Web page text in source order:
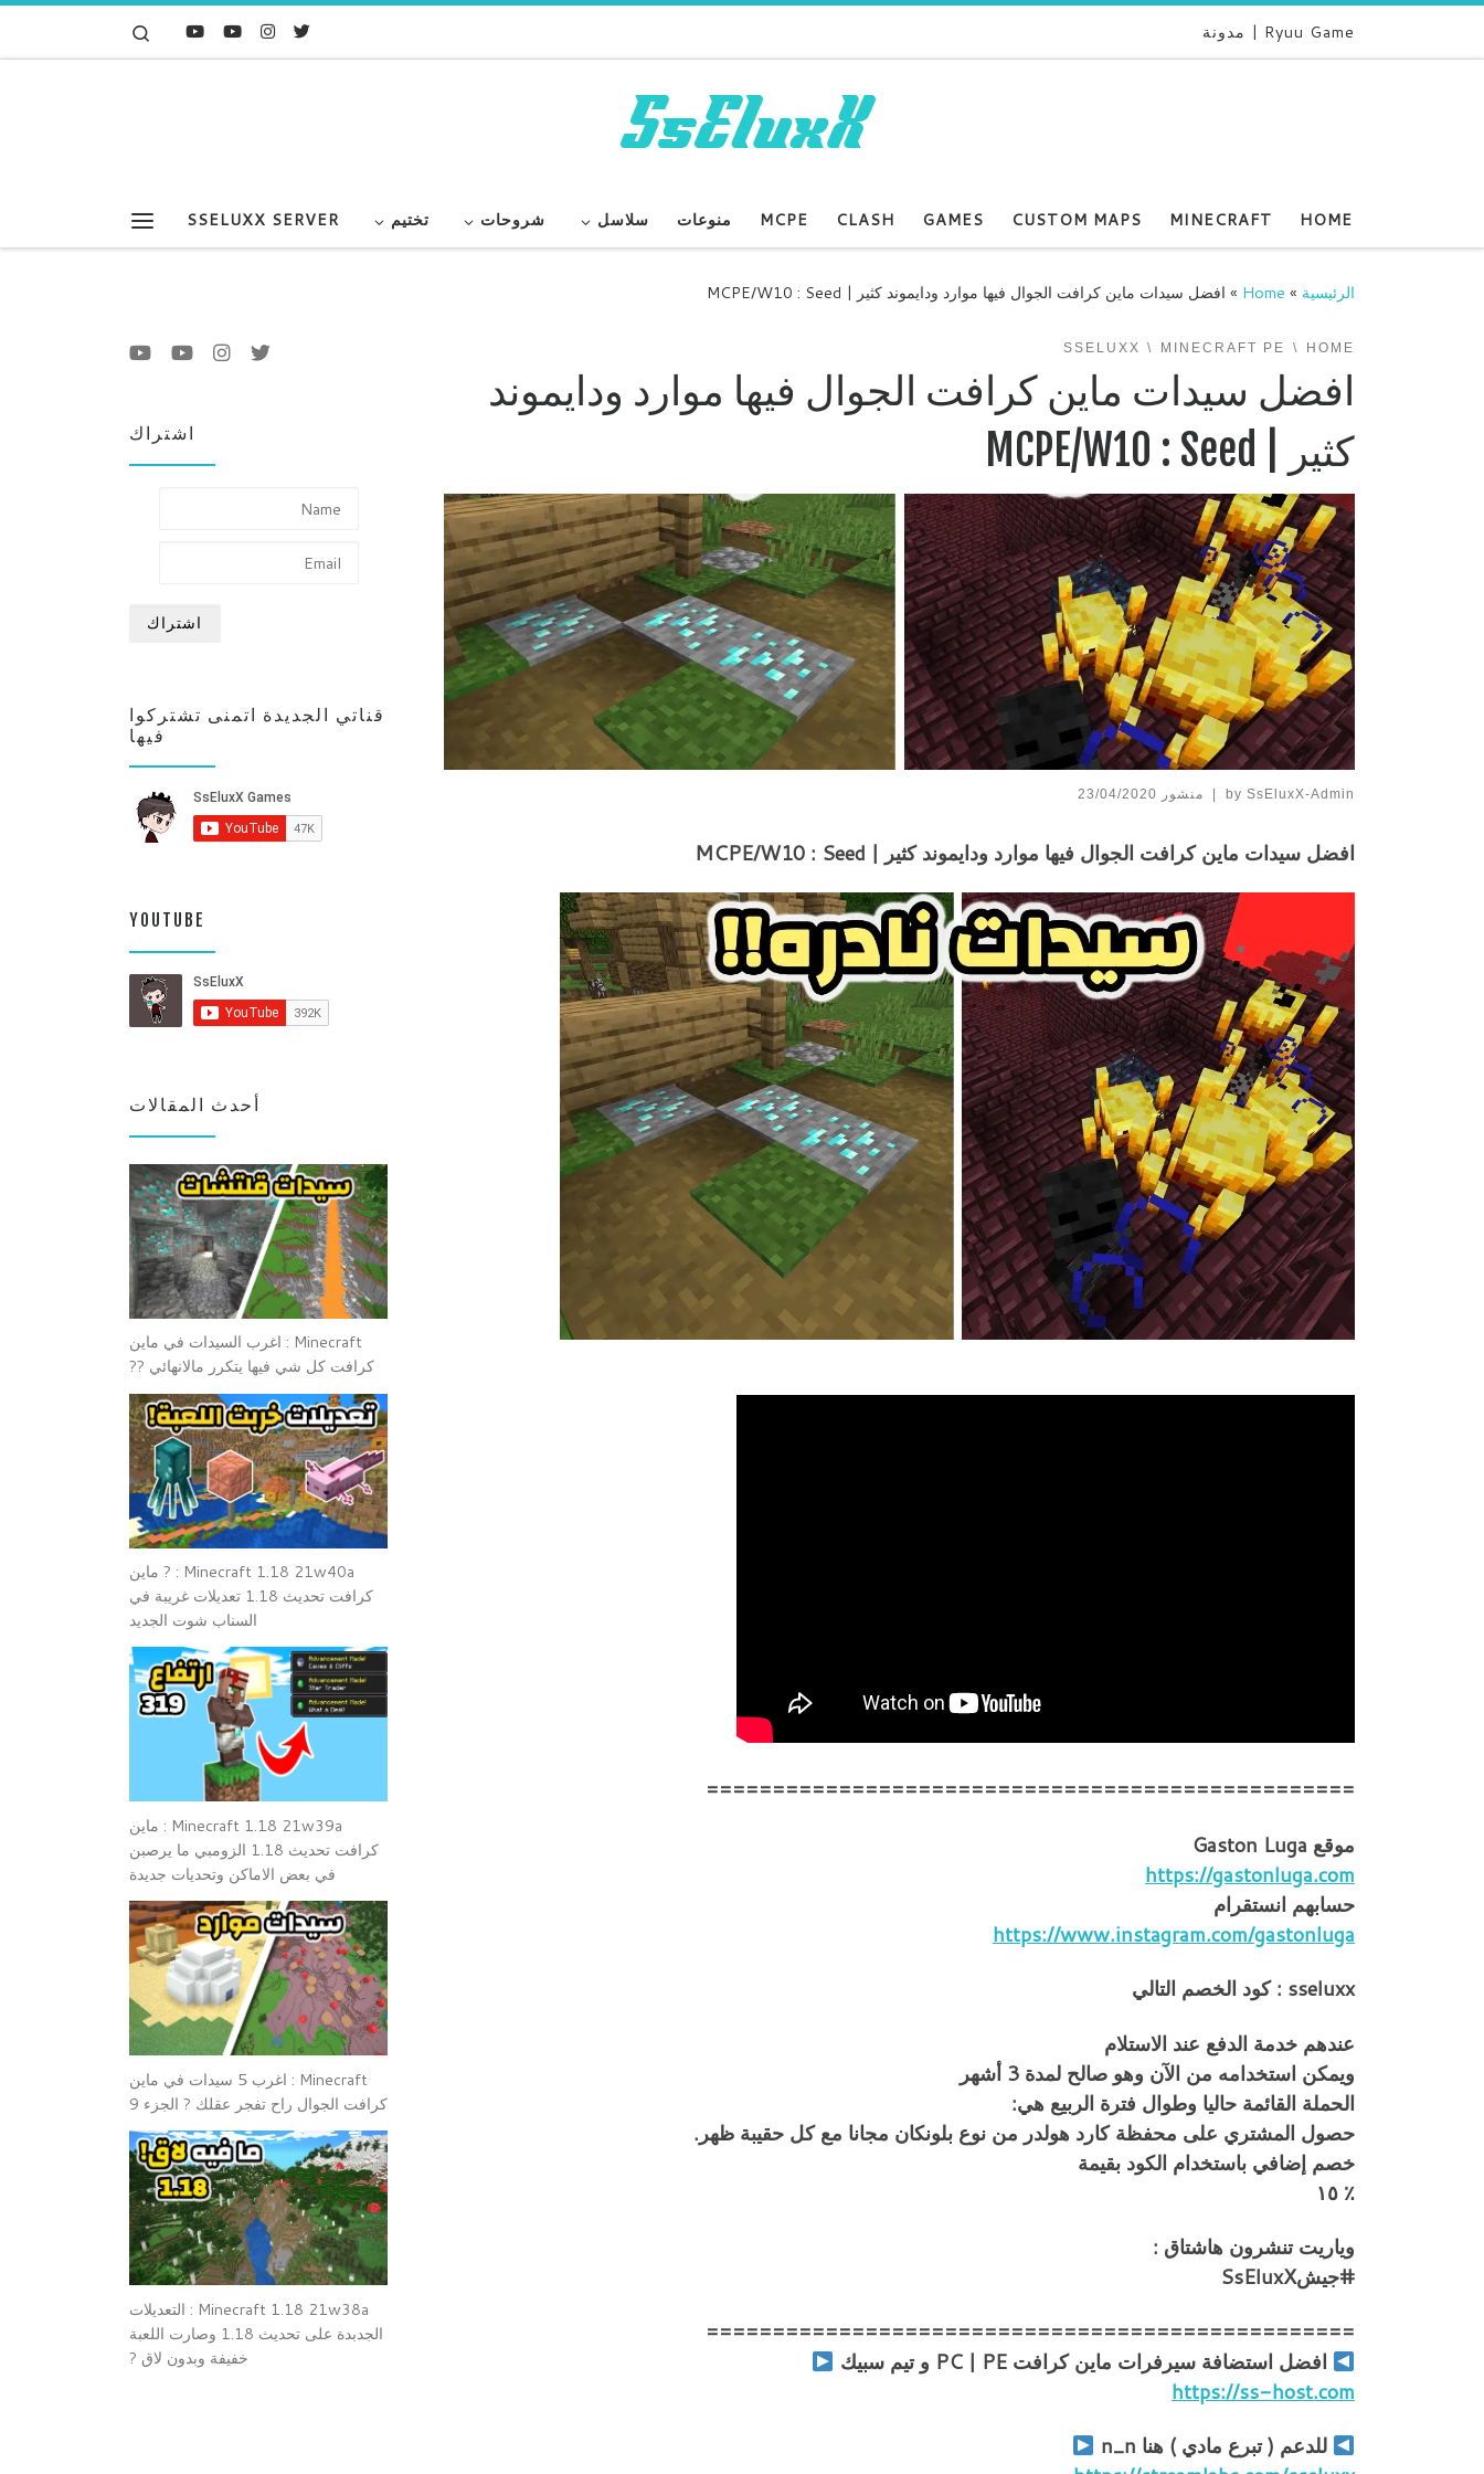
Skip to content Ryuu Game | مدونة
HOME
MINECRAFT
CUSTOM MAPS
GAMES
CLASH
MCPE منوعات سلاسل شروحات تختيم
SSELUXX SERVER
الرئيسية »
Home
» افضل سيدات ماين كرافت الجوال فيها موارد ودايموند كثير | MCPE/W10 : Seed
HOME
MINECRAFT PE
SSELUXX
افضل سيدات ماين كرافت الجوال فيها موارد ودايموند
كثير | MCPE/W10 : Seed
by SsEluxX-Admin
| منشور 23/04/2020
افضل سيدات ماين كرافت الجوال فيها موارد ودايموند كثير | MCPE/W10 : Seed
=================================================
موقع Gaston Luga
https://gastonluga.com
حسابهم انستقرام
https://www.instagram.com/gastonluga
sseluxx : كود الخصم التالي
عندهم خدمة الدفع عند الاستلام
ويمكن استخدامه من الآن وهو صالح لمدة 3 أشهر
الحملة القائمة حاليا وطوال فترة الربيع هي:
حصول المشتري على محفظة كارد هولدر من نوع بلونكان مجانا مع كل حقيبة ظهر.
خصم إضافي باستخدام الكود بقيمة
٪ ١٥
وياريت تنشرون هاشتاق :
#جيشSsEluxX
=================================================
افضل استضافة سيرفرات ماين كرافت PC | PE و تيم سبيك
https://ss-host.com
للدعم ( تبرع مادي ) هنا n_n
اشتراك
قناتي الجديدة اتمنى تشتركوا
فيها
YOUTUBE
أحدث المقالات
Minecraft : اغرب السيدات في ماين
كرافت كل شي فيها يتكرر مالانهائي ??
Minecraft 1.18 21w40a : ? ماين
كرافت تحديث 1.18 تعديلات غريبة في
السناب شوت الجديد
Minecraft 1.18 21w39a : ماين
كرافت تحديث 1.18 الزومبي ما يرصبن
في بعض الاماكن وتحديات جديدة
Minecraft : اغرب 5 سيدات في ماين
كرافت الجوال راح تفجر عقلك ? الجزء 9
Minecraft 1.18 21w38a : التعديلات
الجدبدة على تحديث 1.18 وصارت اللعبة
خفيفة وبدون لاق ?